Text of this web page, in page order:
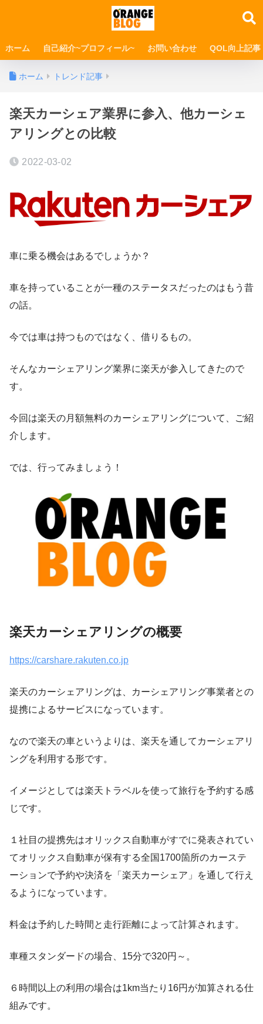
ホーム 自己紹介~プロフィール~ お問い合わせ QOL向上記事
ホーム トレンド記事
楽天カーシェア業界に参入、他カーシェ
アリングとの比較
2022-03-02
車に乗る機会はあるでしょうか？
車を持っていることが一種のステータスだったのはもう昔
の話。
今では車は持つものではなく、借りるもの。
そんなカーシェアリング業界に楽天が参入してきたので
す。
今回は楽天の月額無料のカーシェアリングについて、ご紹
介します。
では、行ってみましょう！
楽天カーシェアリングの概要
https://carshare.rakuten.co.jp
楽天のカーシェアリングは、カーシェアリング事業者との
提携によるサービスになっています。
なので楽天の車というよりは、 楽天を通してカーシェアリ
ングを利用する形です。
イメージとしては楽天トラベルを使って旅行を予約する感
じです。
１社目の提携先はオリックス自動車がすでに発表されてい
てオリックス自動車が保有する全国1700箇所のカーステ
ーションで予約や決済を「楽天カーシェア」を通して行え
るようになっています。
料金は予約した時間と走行距離によって計算されます。
車種スタンダードの場合、 15分で320円 ～。
６時間以上の利用の場合は1km当たり16円 が加算される仕
組みです。